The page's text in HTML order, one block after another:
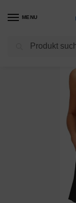
MENU
Sommerkleid